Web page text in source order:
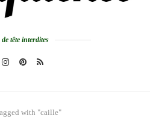
de tête interdites
with "caille"